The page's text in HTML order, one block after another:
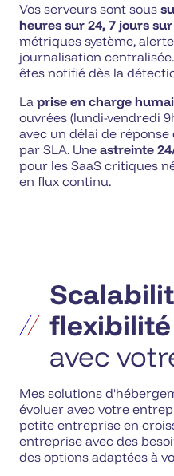
Vos serveurs sont sous
heures sur 24, 7 jours
métriques système,
journalisation
êtes notifié dès la
La prise en charge
ouvrées (lundi-vendredi
avec un délai de
par SLA. Une astreinte
pour les SaaS critiques
en flux continu.
flexibilité
avec
Mes solutions
évoluer avec votre
petite entreprise en
entreprise avec des
des options adaptées à